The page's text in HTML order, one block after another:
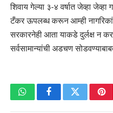
शिवाय गेल्या ३-४ वर्षात जेव्हा
टँकर ऊपलब्ध करून आम्ही
सरकारनेही आता याकडे दुर्लक्ष न
सर्वसामान्यांची अडचण
WhatsAppFacebookTwitter